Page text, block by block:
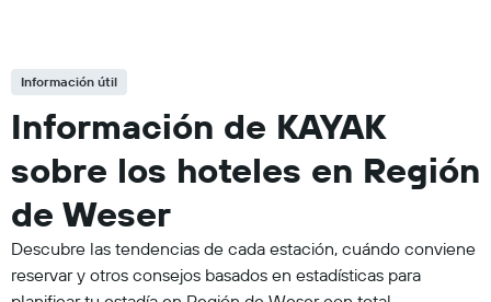
Información útil
Información de KAYAK
sobre los hoteles en Región
de Weser
Descubre las tendencias de cada estación, cuándo conviene
reservar y otros consejos basados en estadísticas para